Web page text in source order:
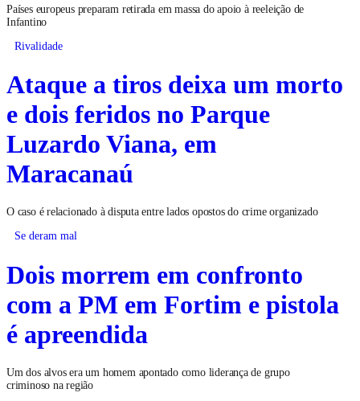
Países europeus preparam retirada em massa do apoio à reeleição de
Infantino
Rivalidade
Ataque a tiros deixa um morto
e dois feridos no Parque
Luzardo Viana, em
Maracanaú
O caso é relacionado à disputa entre lados opostos do crime organizado
Se deram mal
Dois morrem em confronto
com a PM em Fortim e pistola
é apreendida
Um dos alvos era um homem apontado como liderança de grupo
criminoso na região